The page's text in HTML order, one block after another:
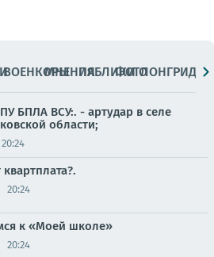
ВОЕНКОРЫМНЕНИЯПАБЛИКИ
ФОТОЛОНГРИДЫ
БПЛА ВСУ:. - артудар в селе
области;
20:24
20:24
к «Моей школе»
20:24